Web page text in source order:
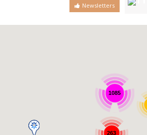
Newsletters
1085
263